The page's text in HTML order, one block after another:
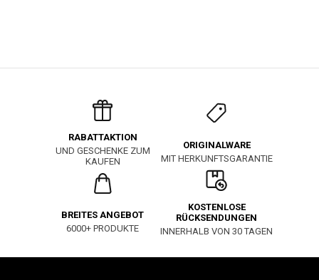
RABATTAKTION
UND GESCHENKE ZUM
KAUFEN
ORIGINALWARE
MIT HERKUNFTSGARANTIE
BREITES ANGEBOT
6000+ PRODUKTE
KOSTENLOSE
RÜCKSENDUNGEN
INNERHALB VON 30 TAGEN